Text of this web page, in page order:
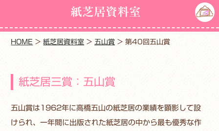
紙芝居資料室
HOME >紙芝居資料室 > 五山賞 >第40回五山賞
紙芝居三賞：五山賞
五山賞は1962年に高橋五山の紙芝居の業績を顕影して設
けられ、一年間に出版された紙芝居の中から最も優秀な作